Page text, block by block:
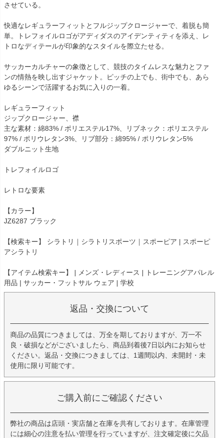
させている。
快適なレギュラーフィットとフルジップクロージャーで、着脱も簡
単。トレフォイルロゴがアディダスのアイデンティティを添え、レ
トロなディテールが印象的なスタイルを際立たせる。
サッカーカルチャーの象徴として、競技のタイムレスな魅力とファ
ンの情熱を映し出すジャケット。ピッチの上でも、街中でも、あら
ゆるシーンで活躍するお気に入りの一着。
レギュラーフィット
ジップクロージャー、襟
主な素材：綿83% / ポリエステル17%、リブネック：ポリエステル
97% / ポリウレタン3%、リブ部分：綿95% / ポリウレタン5%
ダブルニット生地
トレフォイルロゴ
レトロな要素
【カラー】
JZ6287 ブラック
【検索キー】 シラトリ｜シラトリスポーツ｜スポーピア | スポーピ
アシラトリ
【アイテム検索キー】 | メンズ・レディース | トレーニングアパレル
用品 | サッカー・フットサル ウェア | 学校
返品・交換について
商品の品質につきましては、万全を期しておりますが、万一不
良・破損などがございましたら、商品到着後7日以内にお知らせ
ください。返品・交換につきましては、1週間以内、未開封・未
使用に限り可能です。
ご購入前にご確認ください
弊社の商品は店頭・実店舗と在庫を共有しております。在庫管理
には細心の注意を払い管理を行っていますが、注文確定後に欠品